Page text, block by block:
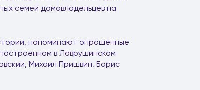
семей домовладельцев на
напоминают опрошенные
в Лаврушинском
Михаил Пришвин, Борис